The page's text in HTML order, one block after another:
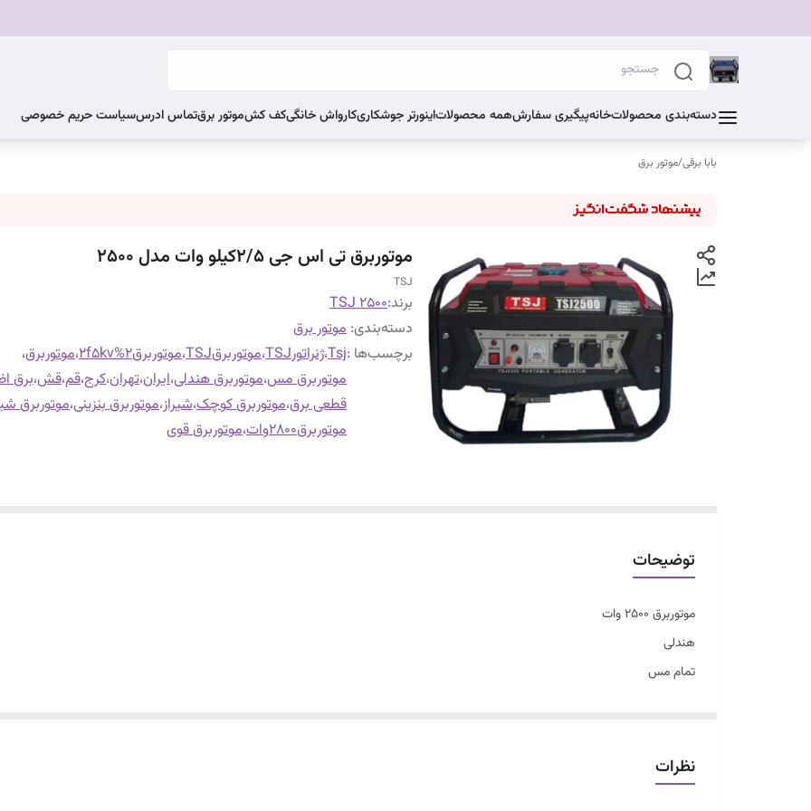
دسته‌بندی محصولاتخانهپیگیری سفارشهمه محصولاتاینورتر جوشکاریکارواش خانگیکف کشموتور برقتماس ادرسسیاست حریم خصوصی
بابا برقی/موتور برق
موتوربرق تی اس جی 2/5کیلو وات مدل 2500
TSJ
برند:TSJ 2500
دسته‌بندی: موتور برق
برچسب‌ها :Tsj،ژنراتورTSJ ،موتوربرقTSJ ،موتوربرق2%2f5kv ،موتوربرق،
موتوربرق مس،موتوربرق هندلی،ایران،تهران،کرج،قم،قش،برق
قطعی برق،موتوربرق کوچک،شیراز،موتوربرق بنزینی،موتوربرق
موتوربرق۲۸۰۰وات
،موتوربرق قوی
توضیحات
موتوربرق ۲۵۰۰ وات
هندلی
تمام مس
ساخت چین
مجهز به نوسانگیر
نظرات